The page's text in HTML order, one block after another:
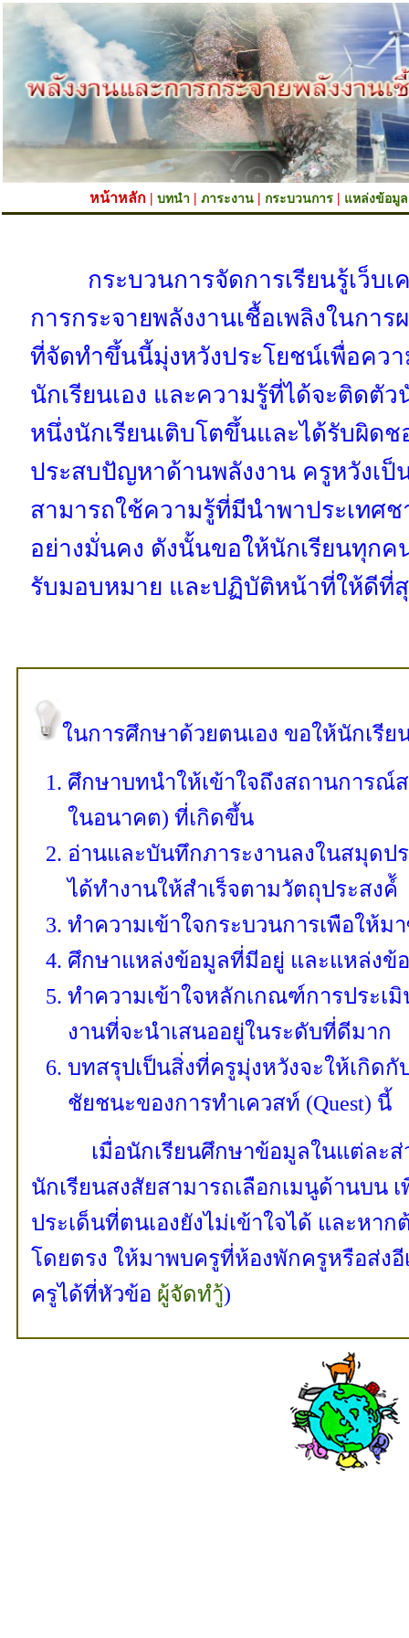
หน้าหลัก | บทนำ | ภาระงาน| กระบวนการ| แหล่งข้อมูล
กระบวนการจัดการเรียนรู้เว็บเค
การกระจายพลังงานเชื้อเพลิงในกา
ที่จัดทำขึ้นนี้มุ่งหวังประโยชน์เพื่อคว
นักเรียนเอง และความรู้ที่ได้จะติดตั
หนึ่งนักเรียนเติบโตขึ้นและได้รับผิด
ประสบปัญหาด้านพลังงาน ครูหวังเป็
สามารถใช้ความรู้ที่มีนำพาประเทศ
อย่างมั่นคง ดังนั้นขอให้นักเรียนทุกค
รับมอบหมาย และปฏิบัติหน้าที่ให้ดีที่
ในการศึกษาด้วยตนเอง ขอให้นักเรี
ศึกษาบทนำให้เข้าใจถึงสถานการณ์
ในอนาคต) ที่เกิดขึ้น
อ่านและบันทึกภาระงานลงในสมุดป
ได้ทำงานให้สำเร็จตามวัตถุประสงค์้
ทำความเข้าใจกระบวนการเพือให้
ศึกษาแหล่งข้อมูลที่มีอยู่ และแหล่งข้
ทำความเข้าใจหลักเกณฑ์การประเ
งานที่จะนำเสนออยู่ในระดับที่ดีมาก
บทสรุปเป็นสิ่งที่ครูมุ่งหวังจะให้เกิดกั
ชัยชนะของการทำเควสท์ (Quest) นี้
เมื่อนักเรียนศึกษาข้อมูลในแต่ละส่
นักเรียนสงสัยสามารถเลือกเมนูด้านบน
ประเด็นที่ตนเองยังไม่เข้าใจได้ และหา
โดยตรง ให้มาพบครูที่ห้องพักครูหรือส่งอี
ครูได้ที่หัวข้อ ผู้จัดทำู้)